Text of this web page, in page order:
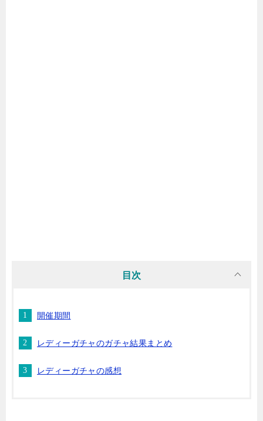
目次
開催期間
レディーガチャのガチャ結果まとめ
レディーガチャの感想